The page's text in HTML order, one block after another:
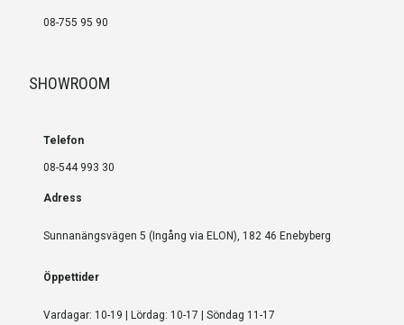
08-755 95 90
SHOWROOM
Telefon
08-544 993 30
Adress
Sunnanängsvägen 5 (Ingång via ELON), 182 46 Enebyberg
Öppettider
Vardagar: 10-19 | Lördag: 10-17 | Söndag 11-17